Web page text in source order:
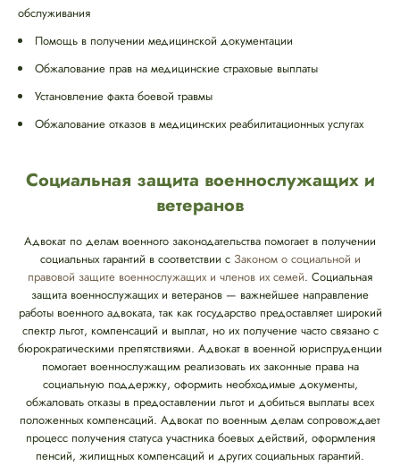
обслуживания
Помощь в получении медицинской документации
Обжалование прав на медицинские страховые выплаты
Установление факта боевой травмы
Обжалование отказов в медицинских реабилитационных услугах
Социальная защита военнослужащих и
ветеранов
Адвокат по делам военного законодательства помогает в получении
социальных гарантий в соответствии с Законом о социальной и
правовой защите военнослужащих и членов их семей. Социальная
защита военнослужащих и ветеранов — важнейшее направление
работы военного адвоката, так как государство предоставляет широкий
спектр льгот, компенсаций и выплат, но их получение часто связано с
бюрократическими препятствиями. Адвокат в военной юриспруденции
помогает военнослужащим реализовать их законные права на
социальную поддержку, оформить необходимые документы,
обжаловать отказы в предоставлении льгот и добиться выплаты всех
положенных компенсаций. Адвокат по военным делам сопровождает
процесс получения статуса участника боевых действий, оформления
пенсий, жилищных компенсаций и других социальных гарантий.